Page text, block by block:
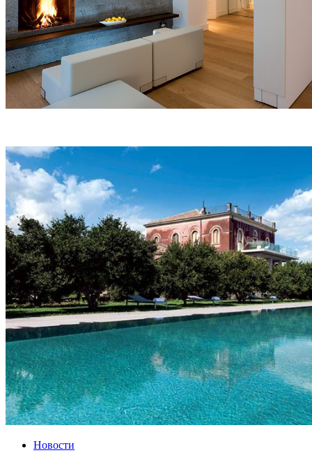
Новости